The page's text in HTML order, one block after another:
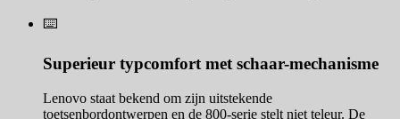
⌨️
Superieur typcomfort met schaar-mechanisme
Lenovo staat bekend om zijn uitstekende
toetsenbordontwerpen en de 800-serie stelt niet teleur. De